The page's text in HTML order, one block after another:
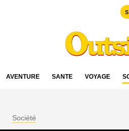
AVENTURE SANTÉ VOYAGE
Société